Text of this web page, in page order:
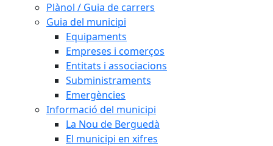
Plànol / Guia de carrers
Guia del municipi
Equipaments
Empreses i comerços
Entitats i associacions
Subministraments
Emergències
Informació del municipi
La Nou de Berguedà
El municipi en xifres